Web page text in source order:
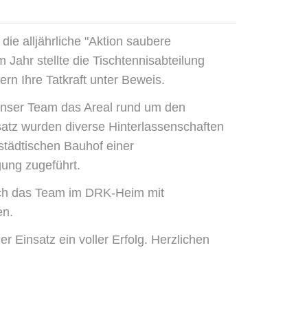
alljährliche "Aktion saubere
Jahr stellte die Tischtennisabteilung
Ihre Tatkraft unter Beweis.
Team das Areal rund um den
wurden diverse Hinterlassenschaften
Bauhof einer
zugeführt.
das Team im DRK-Heim mit
Einsatz ein voller Erfolg. Herzlichen